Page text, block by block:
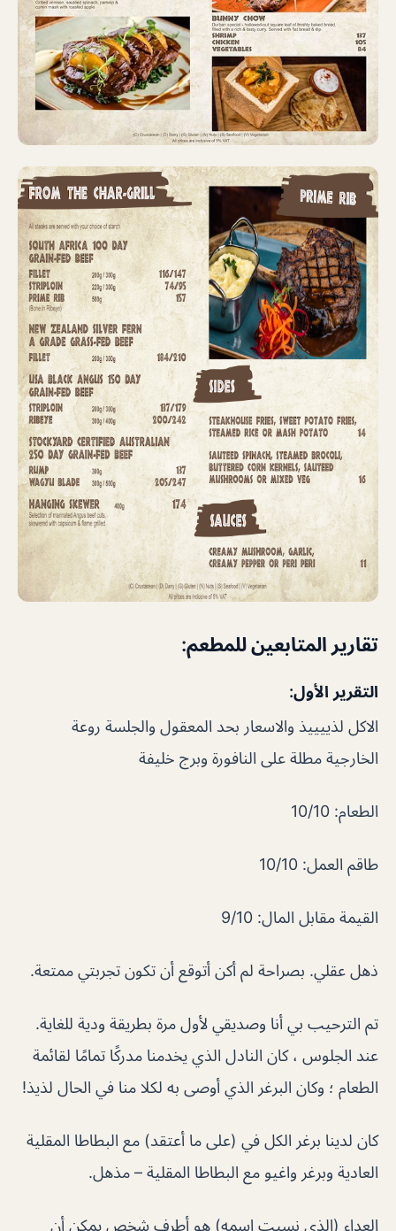
تقارير المتابعين للمطعم:
التقرير الأول:
الاكل لذييييذ والاسعار بحد المعقول والجلسة روعة
الخارجية مطلة على النافورة وبرج خليفة
الطعام: 10/10
طاقم العمل: 10/10
القيمة مقابل المال: 9/10
ذهل عقلي. بصراحة لم أكن أتوقع أن تكون تجربتي ممتعة.
تم الترحيب بي أنا وصديقي لأول مرة بطريقة ودية للغاية.
عند الجلوس ، كان النادل الذي يخدمنا مدركًا تمامًا لقائمة
الطعام ؛ وكان البرغر الذي أوصى به لكلا منا في الحال لذيذ!
كان لدينا برغر الكل في (على ما أعتقد) مع البطاطا المقلية
العادية وبرغر واغيو مع البطاطا المقلية – مذهل.
العداء (الذي نسيت اسمه) هو أطرف شخص يمكن أن